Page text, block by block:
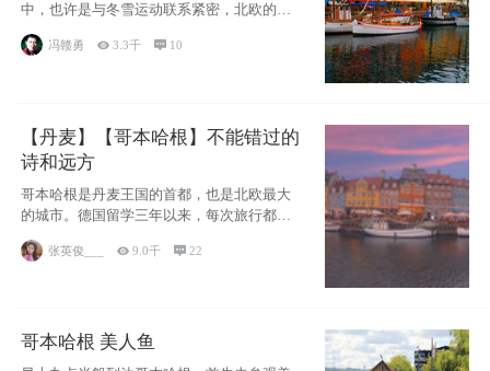
中，也许是与冬雪运动联系紧密，北欧的一
些国家因
冯赣勇 3.3千  10
【丹麦】【哥本哈根】不能错过的
诗和远方
哥本哈根是丹麦王国的首都，也是北欧最大
的城市。德国留学三年以来，每次旅行都是
张英俊___ 9.0千 22
哥本哈根 美人鱼